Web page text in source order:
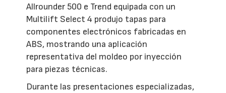
Allrounder 500 e Trend equipada con un
Multilift Select 4 produjo tapas para
componentes electrónicos fabricadas en
ABS, mostrando una aplicación
representativa del moldeo por inyección
para piezas técnicas.
Durante las presentaciones especializadas,